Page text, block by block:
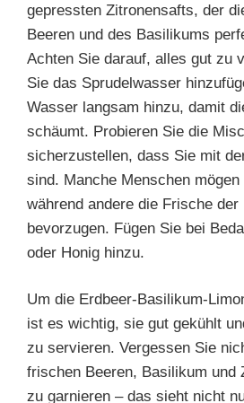
gepressten Zitronensafts, der
Beeren und des Basilikums
Achten Sie darauf, alles gut zu
Sie das Sprudelwasser
Wasser langsam hinzu, damit
schäumt. Probieren Sie die
sicherzustellen, dass Sie mit
sind. Manche Menschen
während andere die Frische der
bevorzugen. Fügen Sie bei
oder Honig hinzu.
Um die Erdbeer-Basilikum-
ist es wichtig, sie gut gekühlt
zu servieren. Vergessen Sie
frischen Beeren, Basilikum und
zu garnieren – das sieht nicht